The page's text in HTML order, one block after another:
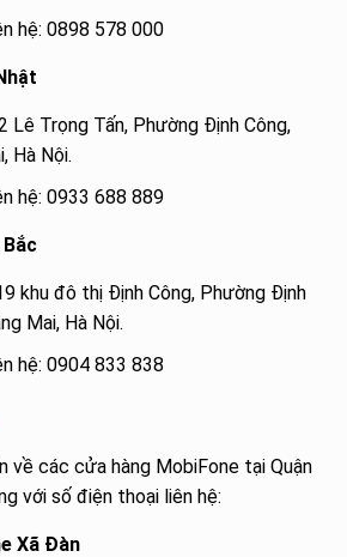
hệ: 0898 578 000
Lê Trọng Tấn, Phường Định Công,
Hà Nội.
hệ: 0933 688 889
khu đô thị Định Công, Phường Định
Mai, Hà Nội.
hệ: 0904 833 838
về các cửa hàng MobiFone tại Quận
với số điện thoại liên hệ:
Xã Đàn